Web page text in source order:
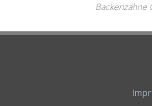
Backenzähne